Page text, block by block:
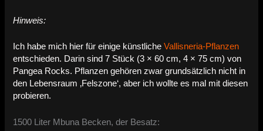
Hinweis:
Ich habe mich hier für einige künstlicheVallisneria-Pflanzen
entschieden. Darin sind 7 Stück (3 × 60 cm, 4 × 75 cm) von
Pangea Rocks. Pflanzen gehören zwar grundsätzlich nicht in
den Lebensraum ‚Felszone‘, aber ich wollte es mal mit diesen
probieren.
1500 Liter Mbuna Becken, der Besatz: